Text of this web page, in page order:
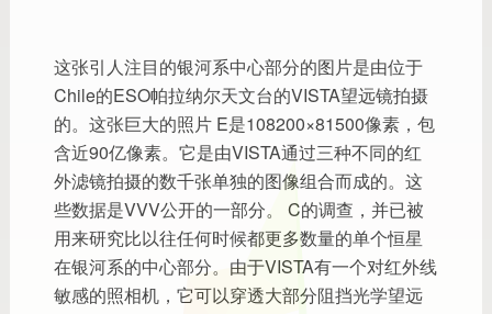
这张引人注目的银河系中心部分的图片是由位于
Chile的ESO帕拉纳尔天文台的VISTA望远镜拍摄
的。这张巨大的照片 E是108200×81500像素，包
含近90亿像素。它是由VISTA通过三种不同的红
外滤镜拍摄的数千张单独的图像组合而成的。这
些数据是VVV公开的一部分。 C的调查，并已被
用来研究比以往任何时候都更多数量的单个恒星
在银河系的中心部分。由于VISTA有一个对红外线
敏感的照相机，它可以穿透大部分阻挡光学望远